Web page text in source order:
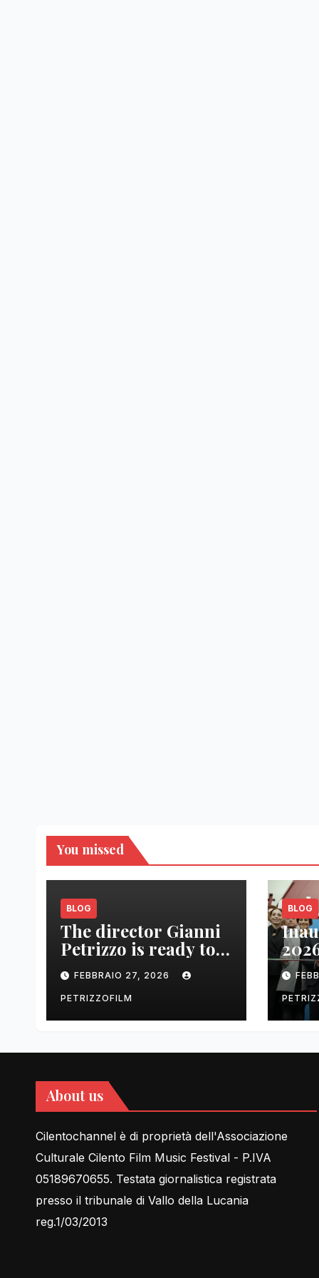
You missed
BLOG
The director Gianni
Petrizzo is ready to
tell Lessons in Love
FEBBRAIO 27, 2026
PETRIZZOFILM
BLOG
About us
Cilentochannel è di proprietà dell'Associazione
Culturale Cilento Film Music Festival - P.IVA
05189670655. Testata giornalistica registrata
presso il tribunale di Vallo della Lucania
reg.1/03/2013